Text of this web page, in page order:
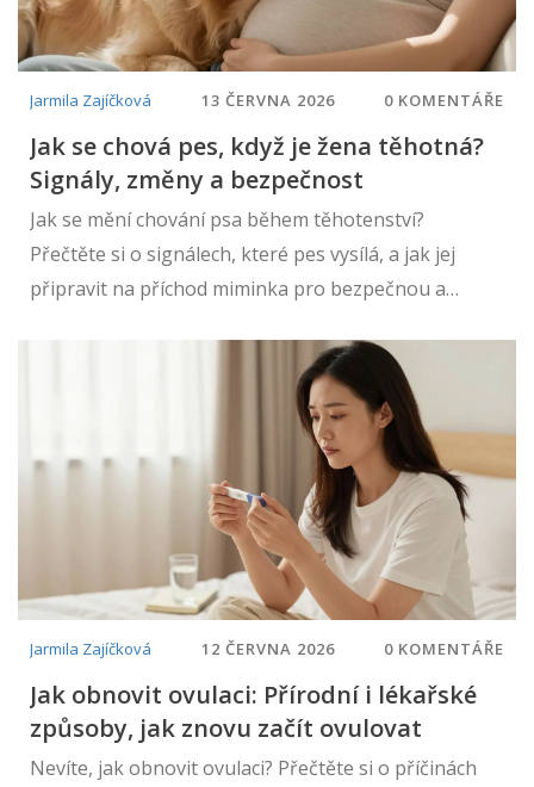
Jarmila Zajíčková 13 ČERVNA 2026 0 KOMENTÁŘE
Jak se chová pes, když je žena těhotná?
Signály, změny a bezpečnost
Jak se mění chování psa během těhotenství?
Přečtěte si o signálech, které pes vysílá, a jak jej
připravit na příchod miminka pro bezpečnou a
Jarmila Zajíčková 12 ČERVNA 2026 0 KOMENTÁŘE
Jak obnovit ovulaci: Přírodní i lékařské
způsoby, jak znovu začít ovulovat
Nevíte, jak obnovit ovulaci? Přečtěte si o příčinách